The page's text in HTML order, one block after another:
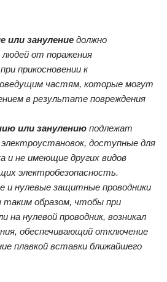
или зануление должно
от поражения
прикосновении к
частям, которые могут
в результате повреждения
или занулению подлежат
доступные для
и не имеющие других видов
электробезопасность.
и нулевые защитные проводники
образом, чтобы при
на нулевой проводник, возникал
обеспечивающий отключение
плавкой вставки ближайшего